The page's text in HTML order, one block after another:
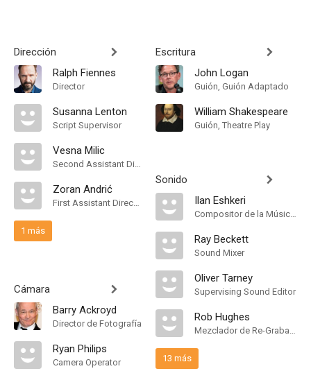
Dirección
Ralph Fiennes
Director
Susanna Lenton
Script Supervisor
Vesna Milic
Second Assistant Director
Zoran Andrić
First Assistant Director
1 más
Cámara
Barry Ackroyd
Director de Fotografía
Ryan Philips
Camera Operator
Escritura
John Logan
Guión, Guión Adaptado
William Shakespeare
Guión, Theatre Play
Sonido
Ilan Eshkeri
Compositor de la Música Original
Ray Beckett
Sound Mixer
Oliver Tarney
Supervising Sound Editor
Rob Hughes
Mezclador de Re-Grabación de Sonido
13 más